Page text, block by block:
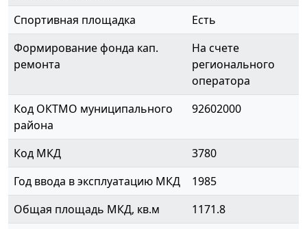
Спортивная площадка
Есть
Формирование фонда кап.
ремонта
На счете
регионального
оператора
Код ОКТМО муниципального
района
92602000
Код МКД
3780
Год ввода в эксплуатацию МКД
1985
Общая площадь МКД, кв.м
1171.8